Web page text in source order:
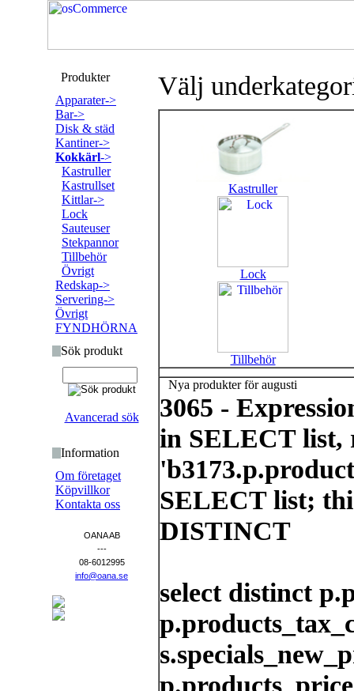
Produkter
Apparater->
Bar->
Disk & städ
Kantiner->
Kokkärl->
Kastruller
Kastrullset
Kittlar->
Lock
Sauteuser
Stekpannor
Tillbehör
Övrigt
Redskap->
Servering->
Övrigt
FYNDHÖRNA
Sök produkt
Avancerad sök
Information
Om företaget
Köpvillkor
Kontakta oss
OANA AB
---
08-6012995
info@oana.se
Välj
Kastruller
Lock
Tillbehör
Nya produkter för augusti
3065 -
in SELECT list,
SELECT list;
DISTINCT
select distinct